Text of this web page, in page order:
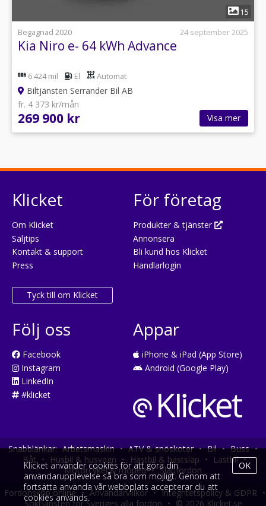
15
Begagnad 2020
24 september 2025
Kia Niro e- 64 kWh Advance
6 424 mil El Automat
Biltjänsten Serrander Bil AB
fr. 4 373 kr/mån
269 900 kr Visa mer
Klicket
Om Klicket
Säljtips
Kontakt & support
Press
Tyck till om Klicket
För företag
Produkter & tjänster
Annonsera
Bli kund hos Klicket
Handlarlogin
Följ oss
Facebook
Instagram
LinkedIn
#klicket
Appar
iPhone & iPad (App Store)
Android (Google Play)
Snabblänkar: Arbetsmaskin • ATV & snöskoter • Bil • Buss •
Båt • Husbil & husvagn • Hästbil & hästsläp • Lastbil •
Motorcykel & moped • Släpfordon
Fordonsköp online • Användarvillkor • Integritetspolicy & GDPR •
Söktjänsten för Sveriges alla fordon • © 2026 Klicket.se
Klicket använder cookies för att göra din
användarupplevelse så bra som möjligt. Genom att
fortsätta använda vår webbplats accepterar du att
cookies används.
OK